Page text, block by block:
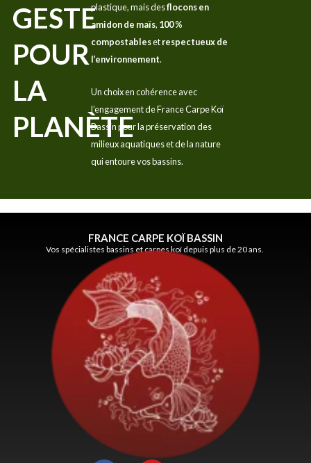
GESTE
POUR
LA
PLANÈTE
plastique, mais desflocons en
amidon de maïs, 100 %
compostablesetrespectueux de
l’environnement.
Un choix en cohérence avec
l’engagement de France Carpe Koï
Bassin pour la préservation des
milieux aquatiques et de la nature
qui entoure vos bassins.
FRANCE CARPE KOÏ BASSIN
Vos spécialistes bassins et carpes koï depuis plus de 20 ans.